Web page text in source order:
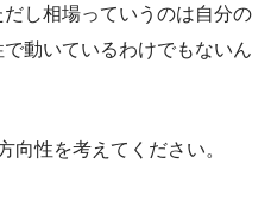
し相場っていうのは自分の
動いているわけでもないん
向性を考えてください。